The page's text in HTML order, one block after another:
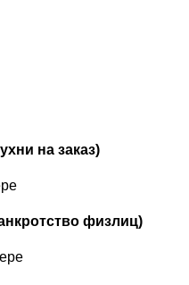
на заказ)
физлиц)